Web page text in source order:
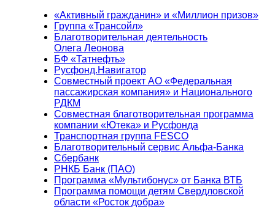
«Активный гражданин» и «Миллион призов»
Группа «Трансойл»
Благотворительная деятельность
Олега Леонова
БФ «Татнефть»
Русфонд.Навигатор
Совместный проект АО «Федеральная
пассажирская компания» и Национального
РДКМ
Совместная благотворительная программа
компании «Ютека» и Русфонда
Транспортная группа FESCO
Благотворительный сервис Альфа-Банка
Сбербанк
РНКБ Банк (ПАО)
Программа «Мультибонус» от Банка ВТБ
Программа помощи детям Свердловской
области «Росток добра»